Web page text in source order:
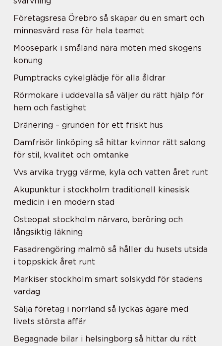
Företagsresa Örebro så skapar du en smart och
minnesvärd resa för hela teamet
Moosepark i småland nära möten med skogens
konung
Pumptracks cykelglädje för alla åldrar
Rörmokare i uddevalla så väljer du rätt hjälp för
hem och fastighet
Dränering – grunden för ett friskt hus
Damfrisör linköping så hittar kvinnor rätt salong
för stil, kvalitet och omtanke
Vvs arvika trygg värme, kyla och vatten året runt
Akupunktur i stockholm traditionell kinesisk
medicin i en modern stad
Osteopat stockholm närvaro, beröring och
långsiktig läkning
Fasadrengöring malmö så håller du husets utsida
i toppskick året runt
Markiser stockholm smart solskydd för stadens
vardag
Sälja företag i norrland så lyckas ägare med
livets största affär
Begagnade bilar i helsingborg så hittar du rätt